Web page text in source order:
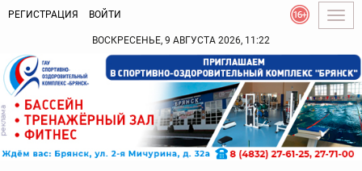
РЕГИСТРАЦИЯ ВОЙТИ
ВОСКРЕСЕНЬЕ, 9 АВГУСТА 2026, 11:22